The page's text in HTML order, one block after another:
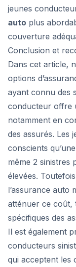
jeunes
auto plus
couverture
Conclusion et
Dans cet article,
options
ayant connu des
conducteur offre
notamment en
des assurés. Les
conscients
même 2 sinistres
élevées.
l’assurance auto
atténuer ce coût,
spécifiques des
Il est également
conducteurs
qui acceptent les